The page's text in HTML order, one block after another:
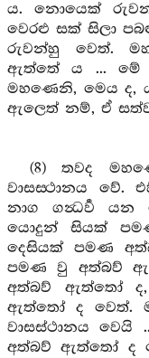
ය. නොයෙක්
වෙරළු සක් සිලා
රුවන්හු වෙත්.
ඇත්තේ ය ... මේ
මහණෙනි, මෙය ද,
ඇලෙත් නම්, ඒ
(8) තවද
වාසස‍්ථානය වේ.
නාග ගන්‍ධර්‍ව
යොදුන් සියක්
දෙසියක් පමණ
පමණ වු අත්බව්
අත්බව් ඇත්තෝ
ඇත්තෝ ද වෙත්.
වාසස්ථානය
අත්බව් ඇත්තෝ ද